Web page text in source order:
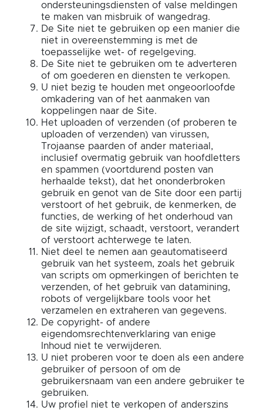
ondersteuningsdiensten of valse meldingen
te maken van misbruik of wangedrag.
De Site niet te gebruiken op een manier die
niet in overeenstemming is met de
toepasselijke wet- of regelgeving.
De Site niet te gebruiken om te adverteren
of om goederen en diensten te verkopen.
U niet bezig te houden met ongeoorloofde
omkadering van of het aanmaken van
koppelingen naar de Site.
Het uploaden of verzenden (of proberen te
uploaden of verzenden) van virussen,
Trojaanse paarden of ander materiaal,
inclusief overmatig gebruik van hoofdletters
en spammen (voortdurend posten van
herhaalde tekst), dat het ononderbroken
gebruik en genot van de Site door een partij
verstoort of het gebruik, de kenmerken, de
functies, de werking of het onderhoud van
de site wijzigt, schaadt, verstoort, verandert
of verstoort achterwege te laten.
Niet deel te nemen aan geautomatiseerd
gebruik van het systeem, zoals het gebruik
van scripts om opmerkingen of berichten te
verzenden, of het gebruik van datamining,
robots of vergelijkbare tools voor het
verzamelen en extraheren van gegevens.
De copyright- of andere
eigendomsrechtenverklaring van enige
Inhoud niet te verwijderen.
U niet proberen voor te doen als een andere
gebruiker of persoon of om de
gebruikersnaam van een andere gebruiker te
gebruiken.
Uw profiel niet te verkopen of anderszins